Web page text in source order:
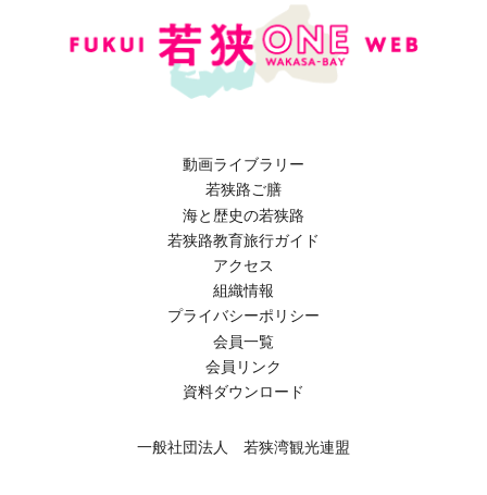
動画ライブラリー
若狭路ご膳
海と歴史の若狭路
若狭路教育旅行ガイド
アクセス
組織情報
プライバシーポリシー
会員一覧
会員リンク
資料ダウンロード
一般社団法人 若狭湾観光連盟